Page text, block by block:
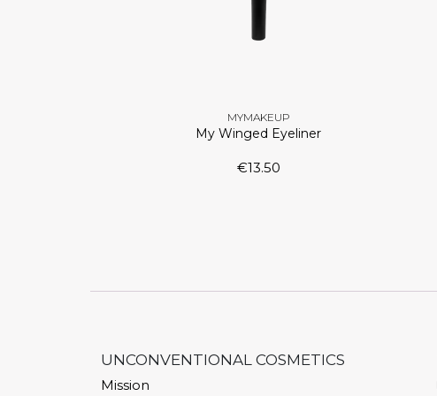
MYMAKEUP
My Winged Eyeliner
€13.50
UNCONVENTIONAL COSMETICS
Mission